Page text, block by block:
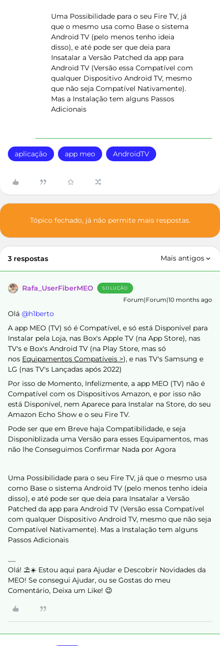
Uma Possibilidade para o seu Fire TV, já
que o mesmo usa como Base o sistema
Android TV (pelo menos tenho ideia
disso), e até pode ser que deia para
Insatalar a Versão Patched da app para
Android TV (Versão essa Compatível com
qualquer Dispositivo Android TV, mesmo
que não seja Compatível Nativamente).
Mas a Instalação tem alguns Passos
Adicionais
aplicação app meo AndroidTV
Tópico fechado, já não permite mais respostas.
3 respostas Mais antigos
Rafa_UserFiberMEO SOLUÇÃO
Forum|Forum|10 months ago
Olá ​ @h1berto
A app MEO (TV) só é Compatível, e só está Disponível para
Instalar pela Loja, nas Box's Apple TV (na App Store), nas
TV's e Box's Android TV (na Play Store, mas só
nos Equipamentos Compatíveis >), e nas TV's Samsung e
LG (nas TV's Lançadas após 2022)
Por isso de Momento, Infelizmente, a app MEO (TV) não é
Compatível com os Dispositivos Amazon, e por isso não
está Disponível, nem Aparece para Instalar na Store, do seu
Amazon Echo Show e o seu Fire TV.
Pode ser que em Breve haja Compatibilidade, e seja
Disponiblizada uma Versão para esses Equipamentos, mas
não lhe Conseguimos Confirmar Nada por Agora
Uma Possibilidade para o seu Fire TV, já que o mesmo usa
como Base o sistema Android TV (pelo menos tenho ideia
disso), e até pode ser que deia para Insatalar a Versão
Patched da app para Android TV (Versão essa Compatível
com qualquer Dispositivo Android TV, mesmo que não seja
Compatível Nativamente). Mas a Instalação tem alguns
Passos Adicionais
Olá! ⛱️☀️ Estou aqui para Ajudar e Descobrir Novidades da
MEO! Se consegui Ajudar, ou se Gostas do meu
Comentário, Deixa um Like! 😉